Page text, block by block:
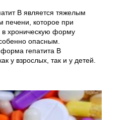
В является тяжелым
печени, которое при
в хроническую форму
опасным.
гепатита В
у взрослых, так и у детей.